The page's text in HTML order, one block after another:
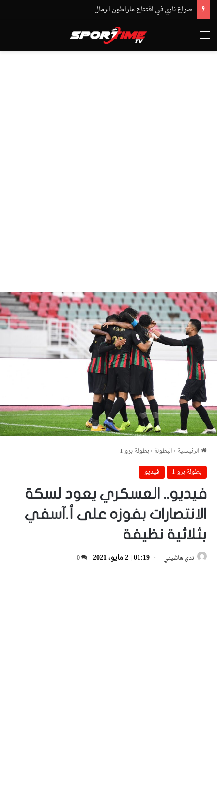
صراع ناري في افتتاح ماراطون الرمال
القائمة
الرئيسية/البطولة/بطولة برو 1
بطولة برو 1
فيديو
فيديو.. العسكري يعود لسكة
الانتصارات بفوزه على أ.آسفي
بثلاثية نظيفة
ندى هاشيمي 01:19 | 2 مايو، 2021 0